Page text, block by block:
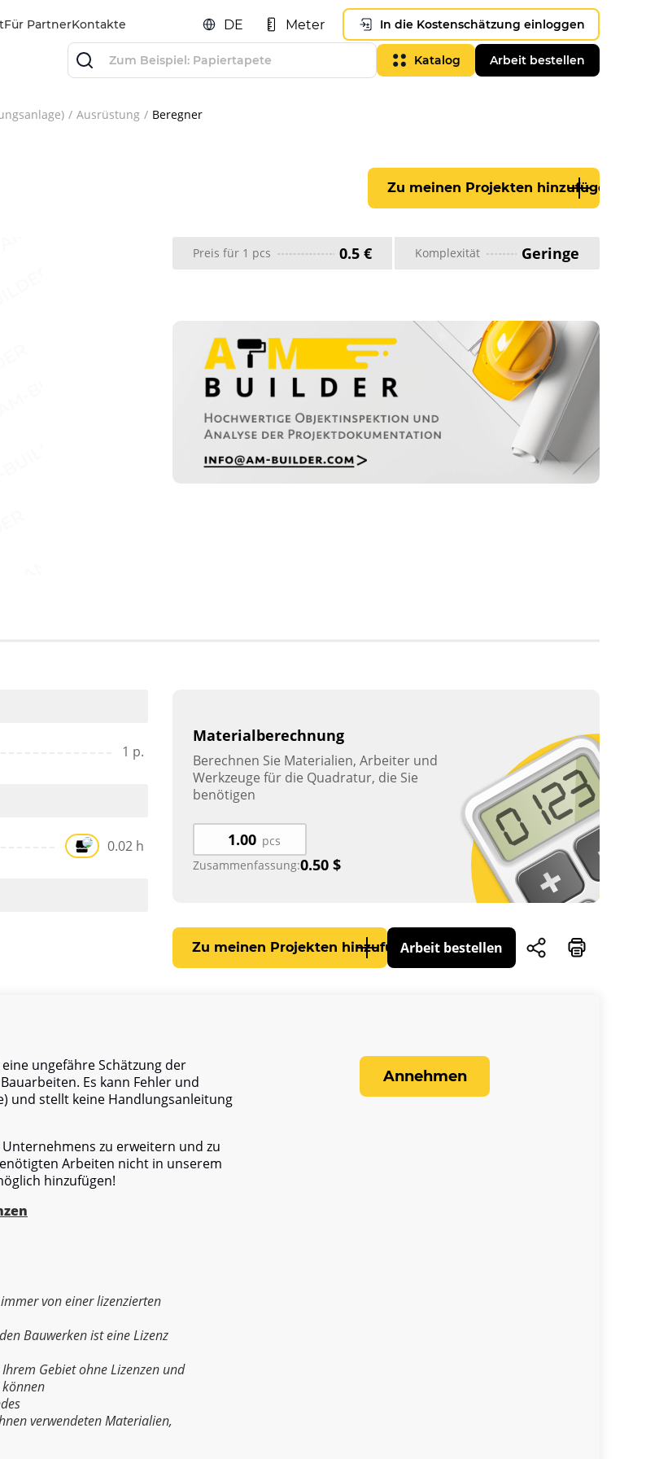
Für PartnerKontakte DE Meter In die Kostenschätzung einloggen
Katalog Arbeit bestellen
Ausrüstung Beregner
Zu meinen Projekten hinzufügen
Preis für 1 pcs 0.5 € Komplexität Geringe
1 p.
0.02 h
Materialberechnung
Berechnen Sie Materialien, Arbeiter und
Werkzeuge für die Quadratur, die Sie
benötigen
pcs
Zusammenfassung:0.50 $
Zu meinen Projekten hinzufügenArbeit bestellen
ungefähre Schätzung der
Es kann Fehler und
und stellt keine Handlungsanleitung
zu erweitern und zu
Arbeiten nicht in unserem
hinzufügen!
von einer lizenzierten
Bauwerken ist eine Lizenz
Gebiet ohne Lizenzen und
verwendeten Materialien,
Annehmen